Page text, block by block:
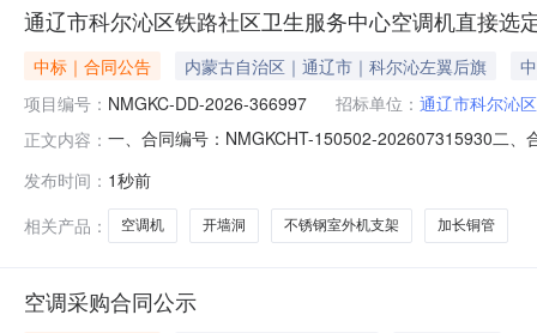
通辽市科尔沁区铁路社区卫生服务中心空调机直接选
中标｜合同公告 内蒙古自治区｜通辽市｜科尔沁左翼后旗
项目编号： NMGKC-DD-2026-366997 招标单位： 通辽市科尔沁
正文内容： 一、合同编号：NMGKCHT-150502-202607315930二
东门铁路社区卫生服务中心联系方式：15104750504供
发布时间： 1秒前
相关产品：
空调机 开墙洞 不锈钢室外机支架 加长铜管
空调采购合同公示